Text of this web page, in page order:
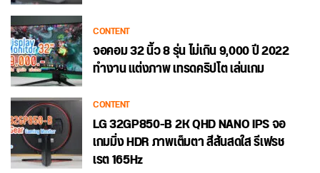
CONTENT
จอคอม 32 นิ้ว 8 รุ่น ไม่เกิน 9,000 ปี 2022
ทำงาน แต่งภาพ เทรดคริปโต เล่นเกม
CONTENT
LG 32GP850-B 2K QHD NANO IPS จอ
เกมมิ่ง HDR ภาพเต็มตา สีสันสดใส รีเฟรช
เรต 165Hz